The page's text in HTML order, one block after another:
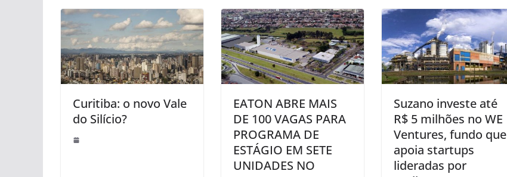
Curitiba: o novo Vale
do Silício?
EATON ABRE MAIS
DE 100 VAGAS PARA
PROGRAMA DE
ESTÁGIO EM SETE
UNIDADES NO
Suzano investe até
R$ 5 milhões no WE
Ventures, fundo que
apoia startups
lideradas por